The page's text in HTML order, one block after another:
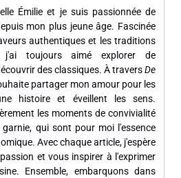
Émilie et je suis passionnée de
mon plus jeune âge. Fascinée
authentiques et les traditions
j'ai toujours aimé explorer de
des classiques. À traversDe
partager mon amour pour les
histoire et éveillent les sens.
les moments de convivialité
qui sont pour moi l'essence
Avec chaque article, j'espère
et vous inspirer à l'exprimer
Ensemble, embarquons dans